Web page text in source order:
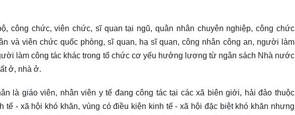
công chức, viên chức, sĩ quan tại ngũ, quân nhân chuyên nghiệp, công chức
và viên chức quốc phòng, sĩ quan, hạ sĩ quan, công nhân công an, người làm
làm công tác khác trong tổ chức cơ yếu hưởng lương từ ngân sách Nhà nước
ở, nhà ở.
là giáo viên, nhân viên y tế đang công tác tại các xã biên giới, hải đảo thuộc
tế - xã hội khó khăn, vùng có điều kiện kinh tế - xã hội đặc biệt khó khăn nhưng